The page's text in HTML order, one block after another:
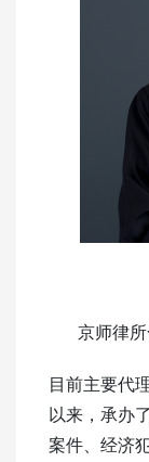
京师律
目前主要代
以来，承办
案件、经济